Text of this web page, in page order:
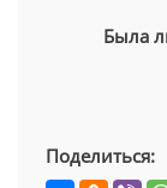
Была
Поделиться: